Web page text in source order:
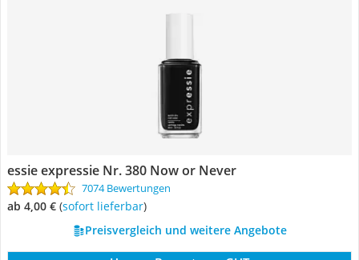
essie expressie Nr. 380 Now or Never
7074 Bewertungen
ab 4,00 € ( Sofort lieferbar)
Preisvergleich und weitere Angebote